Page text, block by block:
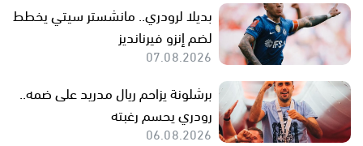
بديلا لرودري.. مانشستر سيتي يخطط
لضم إنزو فيرنانديز
07.08.2026
برشلونة يزاحم ريال مدريد على ضمه..
رودري يحسم رغبته
06.08.2026